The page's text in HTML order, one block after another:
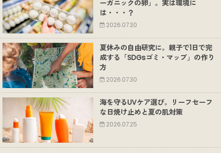
ーガニックの卵」。実は環境に
は・・・？
2026.07.30
夏休みの自由研究に。親子で1日で完
成する「SDGsゴミ・マップ」の作り
方
2026.07.30
海を守るUVケア選び。リーフセーフ
な日焼け止めと夏の肌対策
2026.07.25